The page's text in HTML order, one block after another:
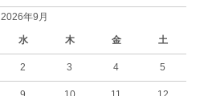
2026年9月
水 木 金 土
2 3 4 5